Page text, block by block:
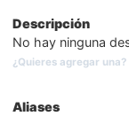
Descripción
No hay ninguna
¿Quieres agregar una?
Aliases